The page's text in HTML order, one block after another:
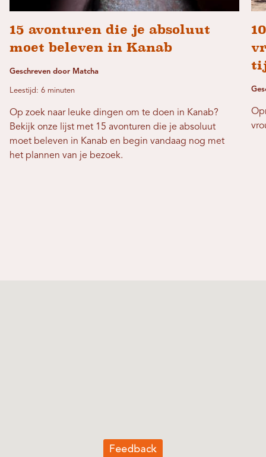
15 avonturen die je absoluut
moet beleven in Kanab
Geschreven door Matcha
Leestijd: 6 minuten
Op zoek naar leuke dingen om te doen in Kanab?
Bekijk onze lijst met 15 avonturen die je absoluut
moet beleven in Kanab en begin vandaag nog met
het plannen van je bezoek.